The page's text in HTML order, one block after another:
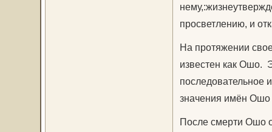
просветлению, и
На протяжении
известен как Ошо.
последовательное
значения имён
После смерти Ошо